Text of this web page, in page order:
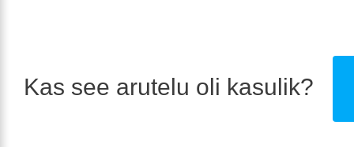
Kas see arutelu oli kasulik?